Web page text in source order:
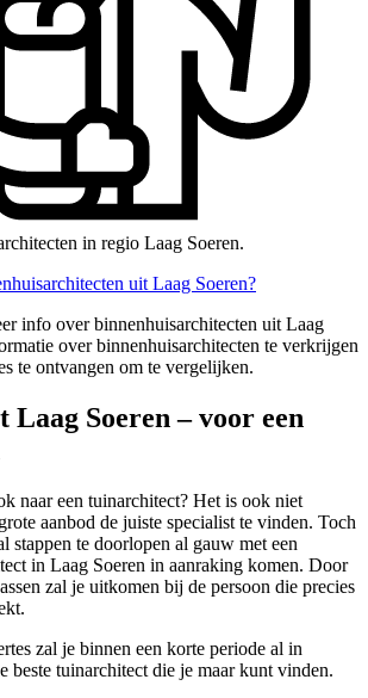
in regio Laag Soeren.
uit Laag Soeren?
info over binnenhuisarchitecten uit Laag
over binnenhuisarchitecten te verkrijgen
te ontvangen om te vergelijken.
Soeren – voor een
naar een tuinarchitect? Het is ook niet
aanbod de juiste specialist te vinden. Toch
stappen te doorlopen al gauw met een
in Laag Soeren in aanraking komen. Door
zal je uitkomen bij de persoon die precies
zal je binnen een korte periode al in
beste tuinarchitect die je maar kunt vinden.